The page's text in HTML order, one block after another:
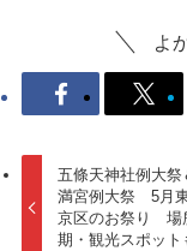
よ
五條天神社例大祭
満宮例大祭 5月
京区のお祭り 場
期・観光スポット